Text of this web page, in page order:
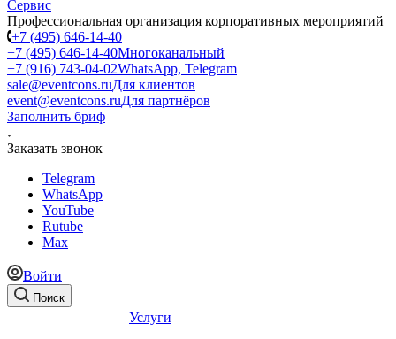
Профессиональная организация корпоративных мероприятий
+7 (495) 646-14-40
+7 (495) 646-14-40Многоканальный
+7 (916) 743-04-02WhatsApp, Telegram
sale@eventcons.ruДля клиентов
event@eventcons.ruДля партнёров
Заполнить бриф
Заказать звонок
Telegram
WhatsApp
YouTube
Rutube
Max
Войти
Поиск
Услуги